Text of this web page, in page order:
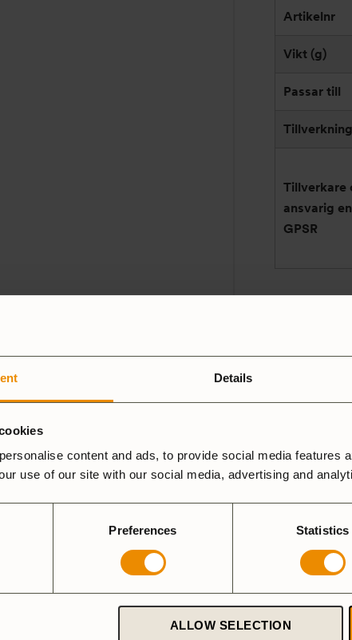
Details
content and ads, to provide social media features
use of our site with our social media, advertising and
Preferences Statistics
ALLOW SELECTION
Artikelnr
Vikt (g)
Passar till
Tillverkare
ansvarig
GPSR
Hardanodized